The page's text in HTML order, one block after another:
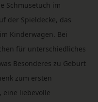
Schmusetuch im
der Spieldecke, das
Kinderwagen. Bei
für unterschiedliches
Besonderes zu Geburt
zum ersten
eine liebevolle